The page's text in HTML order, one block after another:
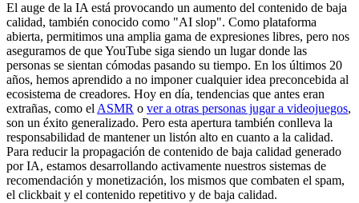
El auge de la IA está provocando un aumento del contenido de baja
calidad, también conocido como "AI slop". Como plataforma
abierta, permitimos una amplia gama de expresiones libres, pero nos
aseguramos de que YouTube siga siendo un lugar donde las
personas se sientan cómodas pasando su tiempo. En los últimos 20
años, hemos aprendido a no imponer cualquier idea preconcebida al
ecosistema de creadores. Hoy en día, tendencias que antes eran
extrañas, como el ASMR o ver a otras personas jugar a videojuegos,
son un éxito generalizado. Pero esta apertura también conlleva la
responsabilidad de mantener un listón alto en cuanto a la calidad.
Para reducir la propagación de contenido de baja calidad generado
por IA, estamos desarrollando activamente nuestros sistemas de
recomendación y monetización, los mismos que combaten el spam,
el clickbait y el contenido repetitivo y de baja calidad.